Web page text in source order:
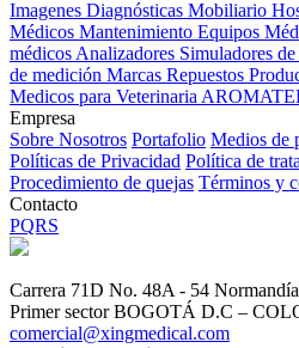
Imagenes Diagnósticas Mobiliario
Médicos Mantenimiento Equipos
médicos Analizadores Simuladores
de medición Marcas Repuestos
Medicos para Veterinaria
Empresa
Sobre Nosotros Portafolio Medios de
Políticas de Privacidad Política de
Procedimiento de quejas Términos y
Contacto
PQRS
Carrera 71D No. 48A - 54 Normandía
Primer sector BOGOTÁ D.C –
comercial@xingmedical.com